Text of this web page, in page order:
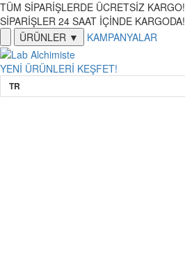
TÜM SİPARİŞLERDE ÜCRETSİZ KARGO!
SİPARİŞLER 24 SAAT İÇİNDE KARGODA!
ÜRÜNLER ▼
KAMPANYALAR
YENİ ÜRÜNLERİ KEŞFET!
TR